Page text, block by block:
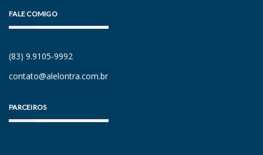
FALE COMIGO
(83) 9.9105-9992
contato@alelontra.com.br
PARCEIROS